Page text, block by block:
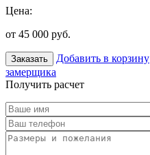
Цена:
от 45 000 руб.
Заказать Добавить в корзину
замерщика
Получить расчет